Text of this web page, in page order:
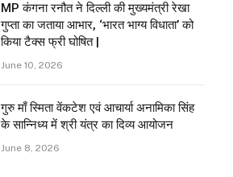
MP कंगना रनौत ने दिल्ली की मुख्यमंत्री रेखा
गुप्ता का जताया आभार, ‘भारत भाग्य विधाता’ को
किया टैक्स फ्री घोषित |
June 10, 2026
गुरु माँ स्मिता वेंकटेश एवं आचार्या अनामिका सिंह
के सान्निध्य में श्री यंत्र का दिव्य आयोजन
June 8, 2026